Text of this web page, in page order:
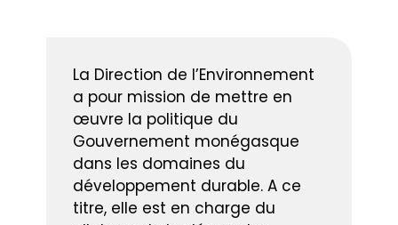
La Direction de l’Environnement
a pour mission de mettre en
œuvre la politique du
Gouvernement monégasque
dans les domaines du
développement durable. A ce
titre, elle est en charge du